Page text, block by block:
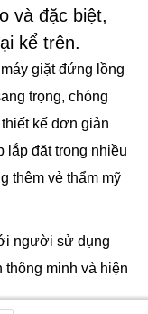
và đặc biệt,
kể trên.
giặt đứng lồng
trọng, chóng
kế đơn giản
lắp đặt trong nhiều
thêm vẻ thẩm mỹ
người sử dụng
minh và hiện
hiển thị các thông